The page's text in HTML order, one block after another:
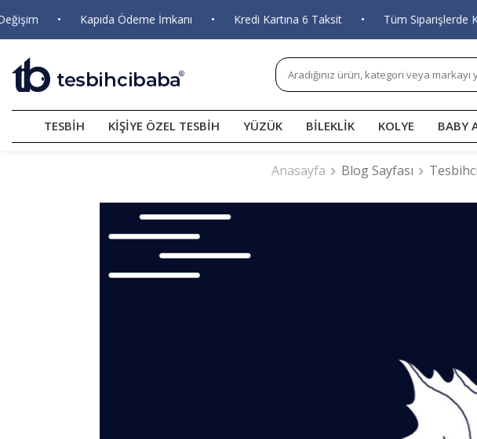
• Kapıda Ödeme İmkanı • Kredi Kartına 6 Taksit Tüm Siparişlerde Kargo
TESBİH KİŞİYE ÖZEL TESBİH YÜZÜK BİLEKLİK KOLYE BABY
Anasayfa Blog Sayfası